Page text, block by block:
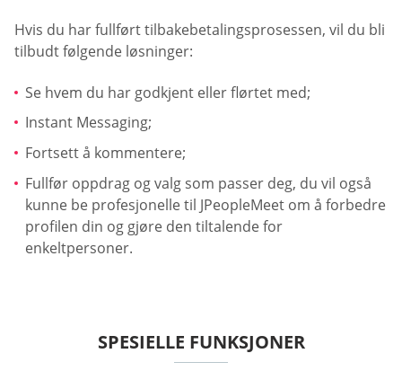
Hvis du har fullført tilbakebetalingsprosessen, vil du bli
tilbudt følgende løsninger:
Se hvem du har godkjent eller flørtet med;
Instant Messaging;
Fortsett å kommentere;
Fullfør oppdrag og valg som passer deg, du vil også
kunne be profesjonelle til JPeopleMeet om å forbedre
profilen din og gjøre den tiltalende for
enkeltpersoner.
SPESIELLE FUNKSJONER